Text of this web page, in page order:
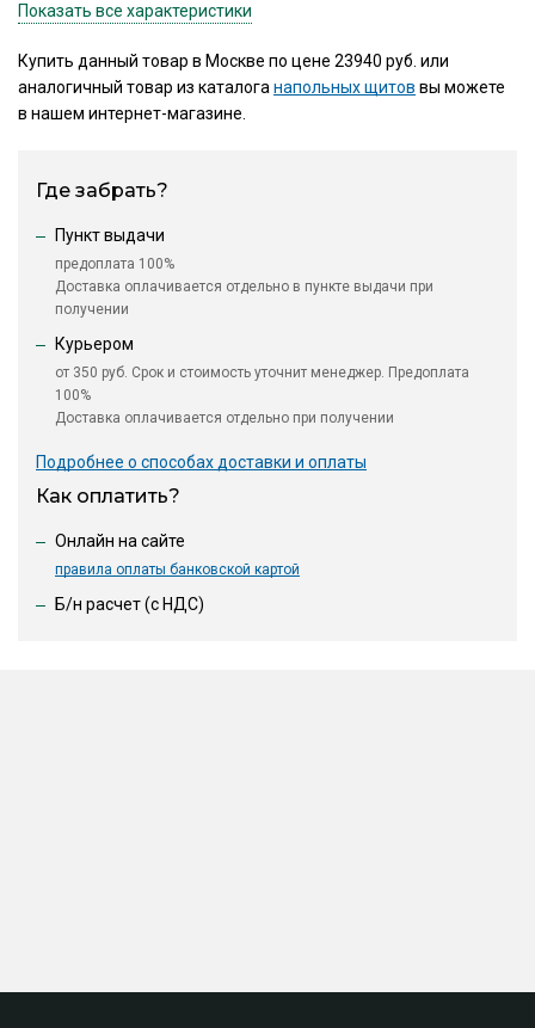
Показать все характеристики
Купить данный товар в Москве по цене 23940 руб. или
аналогичный товар из каталоганапольных щитов вы можете
в нашем интернет-магазине.
Где забрать?
Пункт выдачи
предоплата 100%
Доставка оплачивается отдельно в пункте выдачи при
получении
Курьером
от 350 руб. Срок и стоимость уточнит менеджер. Предоплата
100%
Доставка оплачивается отдельно при получении
Подробнее о способах доставки и оплаты
Как оплатить?
Онлайн на сайте
правила оплаты банковской картой
Б/н расчет (c НДС)